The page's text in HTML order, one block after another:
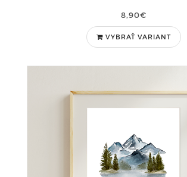
8,90€
VYBRAŤ VARIANT